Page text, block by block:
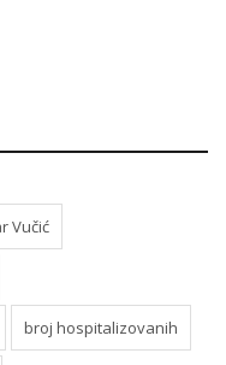
Vučić
broj hospitalizovanih